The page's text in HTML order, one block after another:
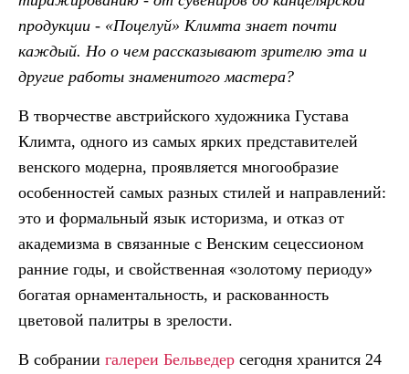
продукции - «Поцелуй» Климта знает почти
каждый. Но о чем рассказывают зрителю эта и
другие работы знаменитого мастера?
В творчестве австрийского художника Густава
Климта, одного из самых ярких представителей
венского модерна, проявляется многообразие
особенностей самых разных стилей и направлений:
это и формальный язык историзма, и отказ от
академизма в связанные с Венским сецессионом
ранние годы, и свойственная «золотому периоду»
богатая орнаментальность, и раскованность
цветовой палитры в зрелости.
В собрании галереи Бельведер сегодня хранится 24